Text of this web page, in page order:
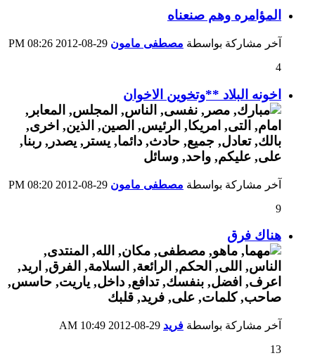
المؤامره وهم صنعناه
آخر مشاركة بواسطة مصطفى مامون
08:26 PM
4
اخونه البلاد **وتخوين الاخوان
آخر مشاركة بواسطة مصطفى مامون
08:20 PM
9
هناك فرق
آخر مشاركة بواسطة فريد
10:49 AM
13